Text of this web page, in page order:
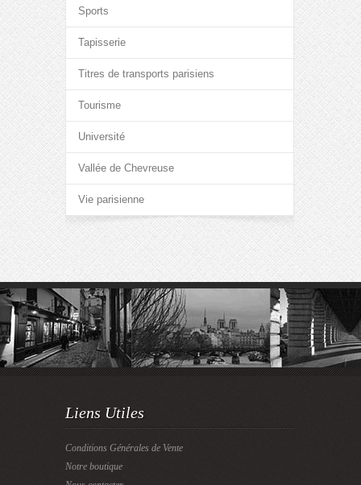
Sports
Tapisserie
Titres de transports parisiens
Tourisme
Université
Vallée de Chevreuse
Vie parisienne
Liens Utiles
Conditions Générales de Vente
Notre boutique